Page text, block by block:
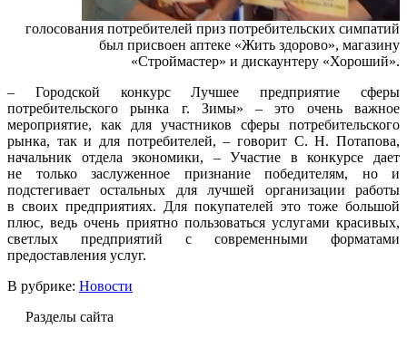
голосования потребителей приз потребительских симпатий
был присвоен аптеке «Жить здорово», магазину
«Строймастер» и дискаунтеру «Хороший».
– Городской конкурс Лучшее предприятие сферы
потребительского рынка г. Зимы» – это очень важное
мероприятие, как для участников сферы потребительского
рынка, так и для потребителей, – говорит С. Н. Потапова,
начальник отдела экономики, – Участие в конкурсе дает
не только заслуженное признание победителям, но и
подстегивает остальных для лучшей организации работы
в своих предприятиях. Для покупателей это тоже большой
плюс, ведь очень приятно пользоваться услугами красивых,
светлых предприятий с современными форматами
предоставления услуг.
В рубрике: Новости
Разделы сайта